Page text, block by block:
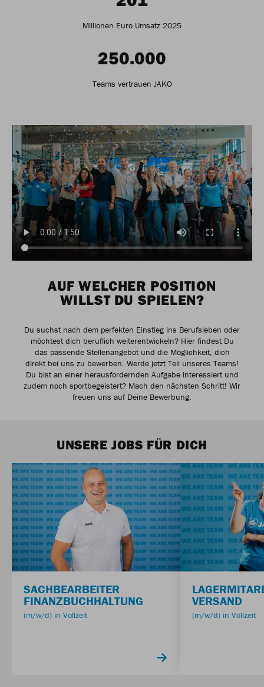
Millionen Euro Umsatz 2025
250.000
Teams vertrauen JAKO
AUF WELCHER POSITION
WILLST DU SPIELEN?
Du suchst nach dem perfekten Einstieg ins Berufsleben oder
möchtest dich beruflich weiterentwickeln? Hier findest Du
das passende Stellenangebot und die Möglichkeit, dich
direkt bei uns zu bewerben. Werde jetzt Teil unseres Teams!
Du bist an einer herausfordernden Aufgabe interessiert und
zudem noch sportbegeistert? Mach den nächsten Schritt! Wir
freuen uns auf Deine Bewerbung.
UNSERE JOBS FÜR DICH
SACHBEARBEITER
FINANZBUCHHALTUNG
(m/w/d) in Vollzeit
VERSAND
(m/w/d) in Vollzeit